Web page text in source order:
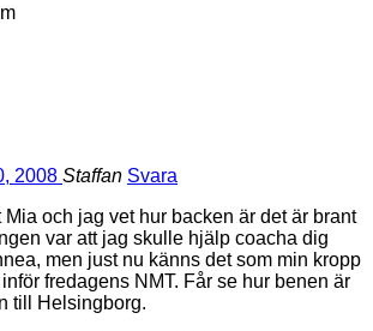
2008 Staffan Svara
Mia och jag vet hur backen är det är brant
var att jag skulle hjälp coacha dig
men just nu känns det som min kropp
fredagens NMT. Får se hur benen är
till Helsingborg.